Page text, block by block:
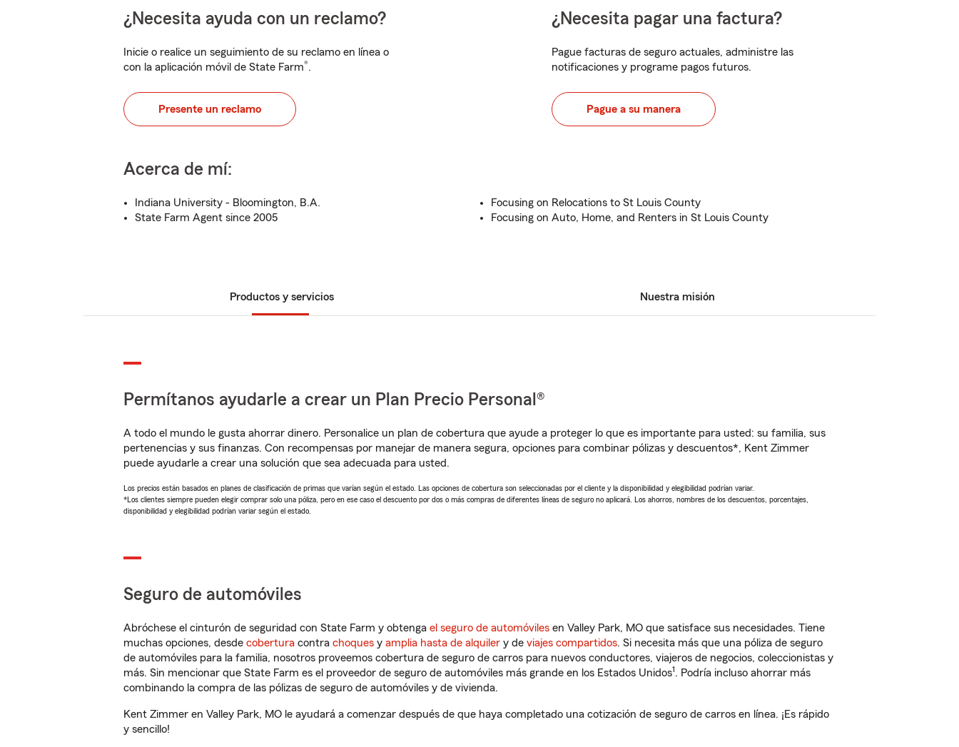
¿Necesita ayuda con un reclamo?
Inicie o realice un seguimiento de su reclamo en línea o
con la aplicación móvil de State Farm®.
Presente un reclamo
¿Necesita pagar una factura?
Pague facturas de seguro actuales, administre las
notificaciones y programe pagos futuros.
Pague a su manera
Acerca de mí:
Indiana University - Bloomington, B.A.
State Farm Agent since 2005
Focusing on Relocations to St Louis County
Focusing on Auto, Home, and Renters in St Louis County
Productos y servicios Nuestra misión
Permítanos ayudarle a crear un Plan Precio Personal®
A todo el mundo le gusta ahorrar dinero. Personalice un plan de cobertura que ayude a proteger lo que es importante para usted: su familia, sus
pertenencias y sus finanzas. Con recompensas por manejar de manera segura, opciones para combinar pólizas y descuentos*, Kent Zimmer
puede ayudarle a crear una solución que sea adecuada para usted.
Los precios están basados en planes de clasificación de primas que varían según el estado. Las opciones de cobertura son seleccionadas por el cliente y la disponibilidad y elegibilidad podrían variar.
*Los clientes siempre pueden elegir comprar solo una póliza, pero en ese caso el descuento por dos o más compras de diferentes líneas de seguro no aplicará. Los ahorros, nombres de los descuentos, porcentajes,
disponibilidad y elegibilidad podrían variar según el estado.
Seguro de automóviles
Abróchese el cinturón de seguridad con State Farm y obtenga el seguro de automóviles en Valley Park, MO que satisface sus necesidades. Tiene
muchas opciones, desde cobertura contra choques y amplia hasta de alquiler y de viajes compartidos. Si necesita más que una póliza de seguro
de automóviles para la familia, nosotros proveemos cobertura de seguro de carros para nuevos conductores, viajeros de negocios, coleccionistas y
más. Sin mencionar que State Farm es el proveedor de seguro de automóviles más grande en los Estados Unidos1. Podría incluso ahorrar más
combinando la compra de las pólizas de seguro de automóviles y de vivienda.
Kent Zimmer en Valley Park, MO le ayudará a comenzar después de que haya completado una cotización de seguro de carros en línea. ¡Es rápido
y sencillo!